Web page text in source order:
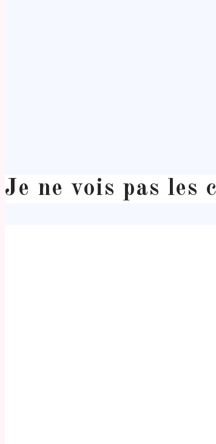
Je ne vois pas les